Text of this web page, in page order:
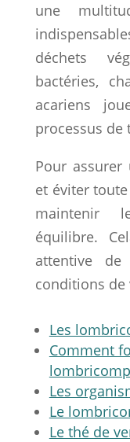
une
déchets
bactéries,
acariens
processus
Pour
et éviter
maintenir
équilibre.
attentive
conditions de
Les
Comment
Les
Le
Le thé de